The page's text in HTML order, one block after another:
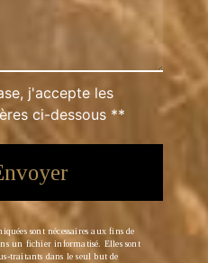
j'accepte les
ci-dessous **
sont nécessaires aux fins de
un fichier informatisé. Elles sont
traitants dans le seul but de